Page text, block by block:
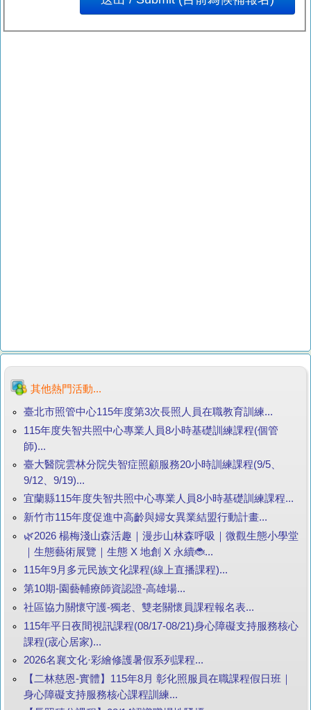
其他熱門活動...
臺北市照管中心115年度第3次長照人員在職教育訓練...
115年度失智共照中心專業人員8小時基礎訓練課程(個管
師)...
臺大醫院雲林分院失智症照顧服務20小時訓練課程(9/5、
9/12、9/19)...
宜蘭縣115年度失智共照中心專業人員8小時基礎訓練課程...
新竹市115年度促進中高齡與婦女異業結盟行動計畫...
🌿2026 楊梅淺山森活趣｜漫步山林森呼吸｜微觀生態小學堂
｜生態藝術展覽｜生態 X 地創 X 永續🐞...
115年9月多元民族文化課程(線上直播課程)...
第10期-園藝輔療師資認證-高雄場...
社區協力關懷守護-獨老、雙老關懷員課程報名表...
115年平日夜間視訊課程(08/17-08/21)身心障礙支持服務核心
課程(宬心居家)...
2026名襄文化·彩繪修護暑假系列課程...
【二林慈恩-實體】115年8月 彰化照服員在職課程假日班｜
身心障礙支持服務核心課程訓練...